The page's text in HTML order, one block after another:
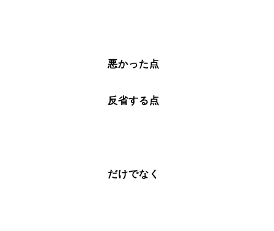
悪かった点
反省する点
だけでなく